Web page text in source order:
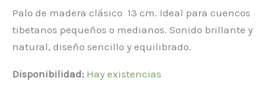
Palo de madera clásico 13 cm. Ideal para cuencos
tibetanos pequeños o medianos. Sonido brillante y
natural, diseño sencillo y equilibrado.
Disponibilidad: Hay existencias